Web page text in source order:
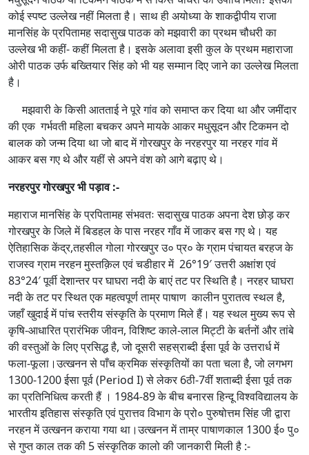
कोई स्पष्ट उल्लेख नहीं मिलता है। साथ ही अयोध्या के शाकद्वीपीय राजा
मानसिंह के प्रपितामह सदासुख पाठक को मझवारी का प्रथम चौधरी का
उल्लेख भी कहीं- कहीं मिलता है। इसके अलावा इसी कुल के प्रथम महाराजा
ओरी पाठक उर्फ बख्तियार सिंह को भी यह सम्मान दिए जाने का उल्लेख मिलता
है।
मझवारी के किसी आतताई ने पूरे गांव को समाप्त कर दिया था और जमींदार
की एक गर्भवती महिला बचकर अपने मायके आकर मधुसूदन और टिकमन दो
बालक को जन्म दिया था जो बाद में गोरखपुर के नरहरपुर या नरहर गांव में
आकर बस गए थे और यहीं से अपने वंश को आगे बढ़ाए थे।
नरहरपुर गोरखपुर भी पड़ाव :-
महाराज मानसिंह के प्रपितामह संभवतः सदासुख पाठक अपना देश छोड़ कर
गोरखपुर के जिले में बिडहल के पास नरहर गाँव में जाकर बस गए थे। यह
ऐतिहासिक केंद्र,तहसील गोला गोरखपुर उ० प्र० के ग्राम पंचायत बरहज के
राजस्व ग्राम नरहन मुस्तक़िल एवं चडीहार में 26°19′ उत्तरी अक्षांश एवं
83°24′ पूर्वी देशान्तर पर घाघरा नदी के बाएं तट पर स्थिति है। नरहर घाघरा
नदी के तट पर स्थित एक महत्वपूर्ण ताम्र पाषाण कालीन पुरातत्व स्थल है,
जहाँ खुदाई में पांच स्तरीय संस्कृति के प्रमाण मिले हैं। यह स्थल मुख्य रूप से
कृषि-आधारित प्रारंभिक जीवन, विशिष्ट काले-लाल मिट्टी के बर्तनों और तांबे
की वस्तुओं के लिए प्रसिद्ध है, जो दूसरी सहस्राब्दी ईसा पूर्व के उत्तरार्ध में
फला-फूला।उत्खनन से पाँच क्रमिक संस्कृतियों का पता चला है, जो लगभग
1300-1200 ईसा पूर्व (Period I) से लेकर 6ठी-7वीं शताब्दी ईसा पूर्व तक
का प्रतिनिधित्व करती हैं । 1984-89 के बीच बनारस हिन्दू विश्वविद्यालय के
भारतीय इतिहास संस्कृति एवं पुरात्तव विभाग के प्रो० पुरुषोत्तम सिंह जी द्वारा
नरहन में उत्खनन कराया गया था।उत्खनन में ताम्र पाषाणकाल 1300 ई० पु०
से गुप्त काल तक की 5 संस्कृतिक कालो की जानकारी मिली है :-